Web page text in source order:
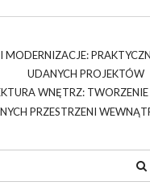
MODERNIZACJE:
UDANYCH PROJEKTÓW
WNĘTRZ:
PRZESTRZENI